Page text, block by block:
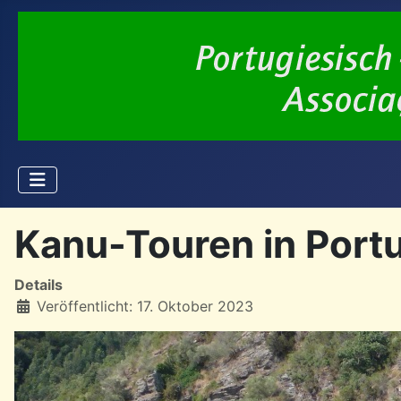
Kanu-Touren in
Details
Veröffentlicht: 17. Oktober 2023